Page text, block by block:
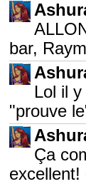
bar,
Lol il
"prouve
Ça